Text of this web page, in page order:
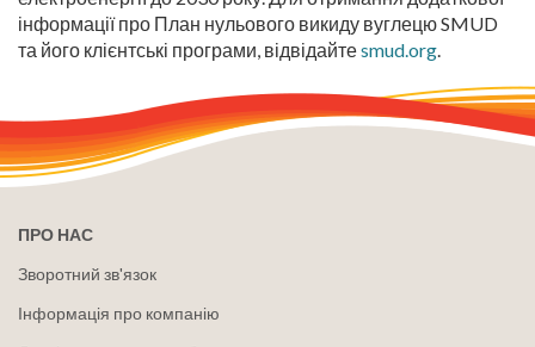
інформації про План нульового викиду вуглецю SMUD
та його клієнтські програми, відвідайтеsmud.org.
ПРО НАС
Зворотний зв'язок
Інформація про компанію